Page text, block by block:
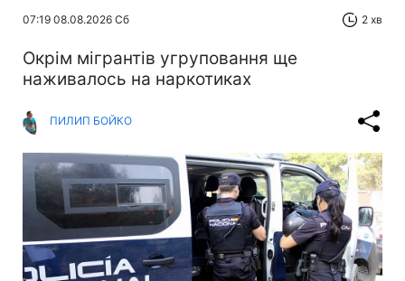
07:19 08.08.2026 Сб 2 хв
Окрім мігрантів угруповання ще
наживалось на наркотиках
ПИЛИП БОЙКО